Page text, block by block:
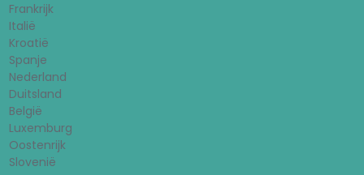
Frankrijk
Italië
Kroatië
Spanje
Nederland
Duitsland
België
Luxemburg
Oostenrijk
Slovenië